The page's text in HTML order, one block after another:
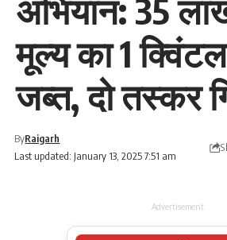
अभियान: 35
मूल्य का 1
जब्त, दो तस्कर
Last updated: January 13, 2025 7:51 am
ByRaigarh
Advertisement